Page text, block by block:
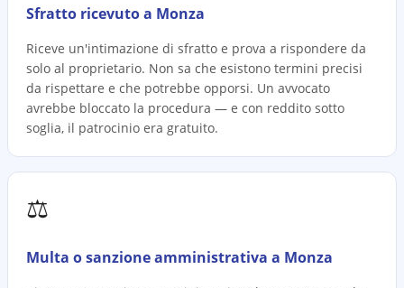
Sfratto ricevuto a Monza
Riceve un'intimazione di sfratto e prova a rispondere da
solo al proprietario. Non sa che esistono termini precisi
da rispettare e che potrebbe opporsi. Un avvocato
avrebbe bloccato la procedura — e con reddito sotto
soglia, il patrocinio era gratuito.
⚖️
Multa o sanzione amministrativa a Monza